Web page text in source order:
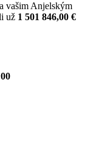
vašim Anjelským
už 1 501 846,00 €